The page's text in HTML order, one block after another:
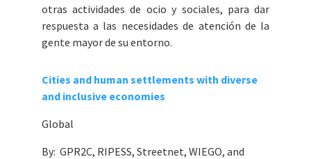
otras actividades de ocio y sociales, para dar
respuesta a las necesidades de atención de la
gente mayor de su entorno.
Cities and human settlements with diverse
and inclusive economies
Global
By: GPR2C, RIPESS, Streetnet, WIEGO, and